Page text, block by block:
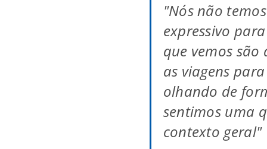
"Nós não
expressivo
que vemos são
as viagens
olhando de
sentimos uma
contexto geral"